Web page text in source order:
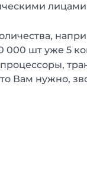
лицами
000 шт уже 5
Вам нужно,